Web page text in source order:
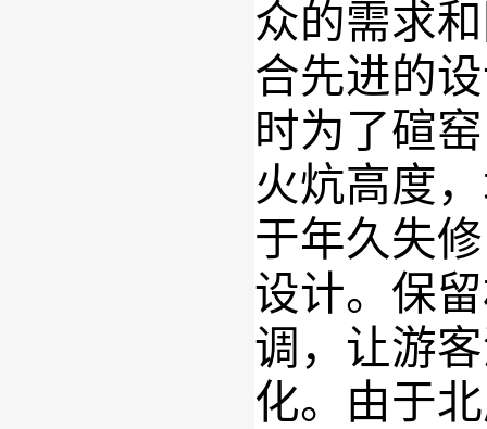
众的需求
合先进的
时为了碹
火炕高度
于年久失
设计。 保
调 ， 让游
化。 由于